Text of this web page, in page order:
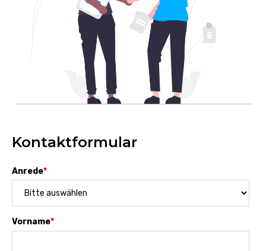
Kontaktformular
Anrede*
Vorname*